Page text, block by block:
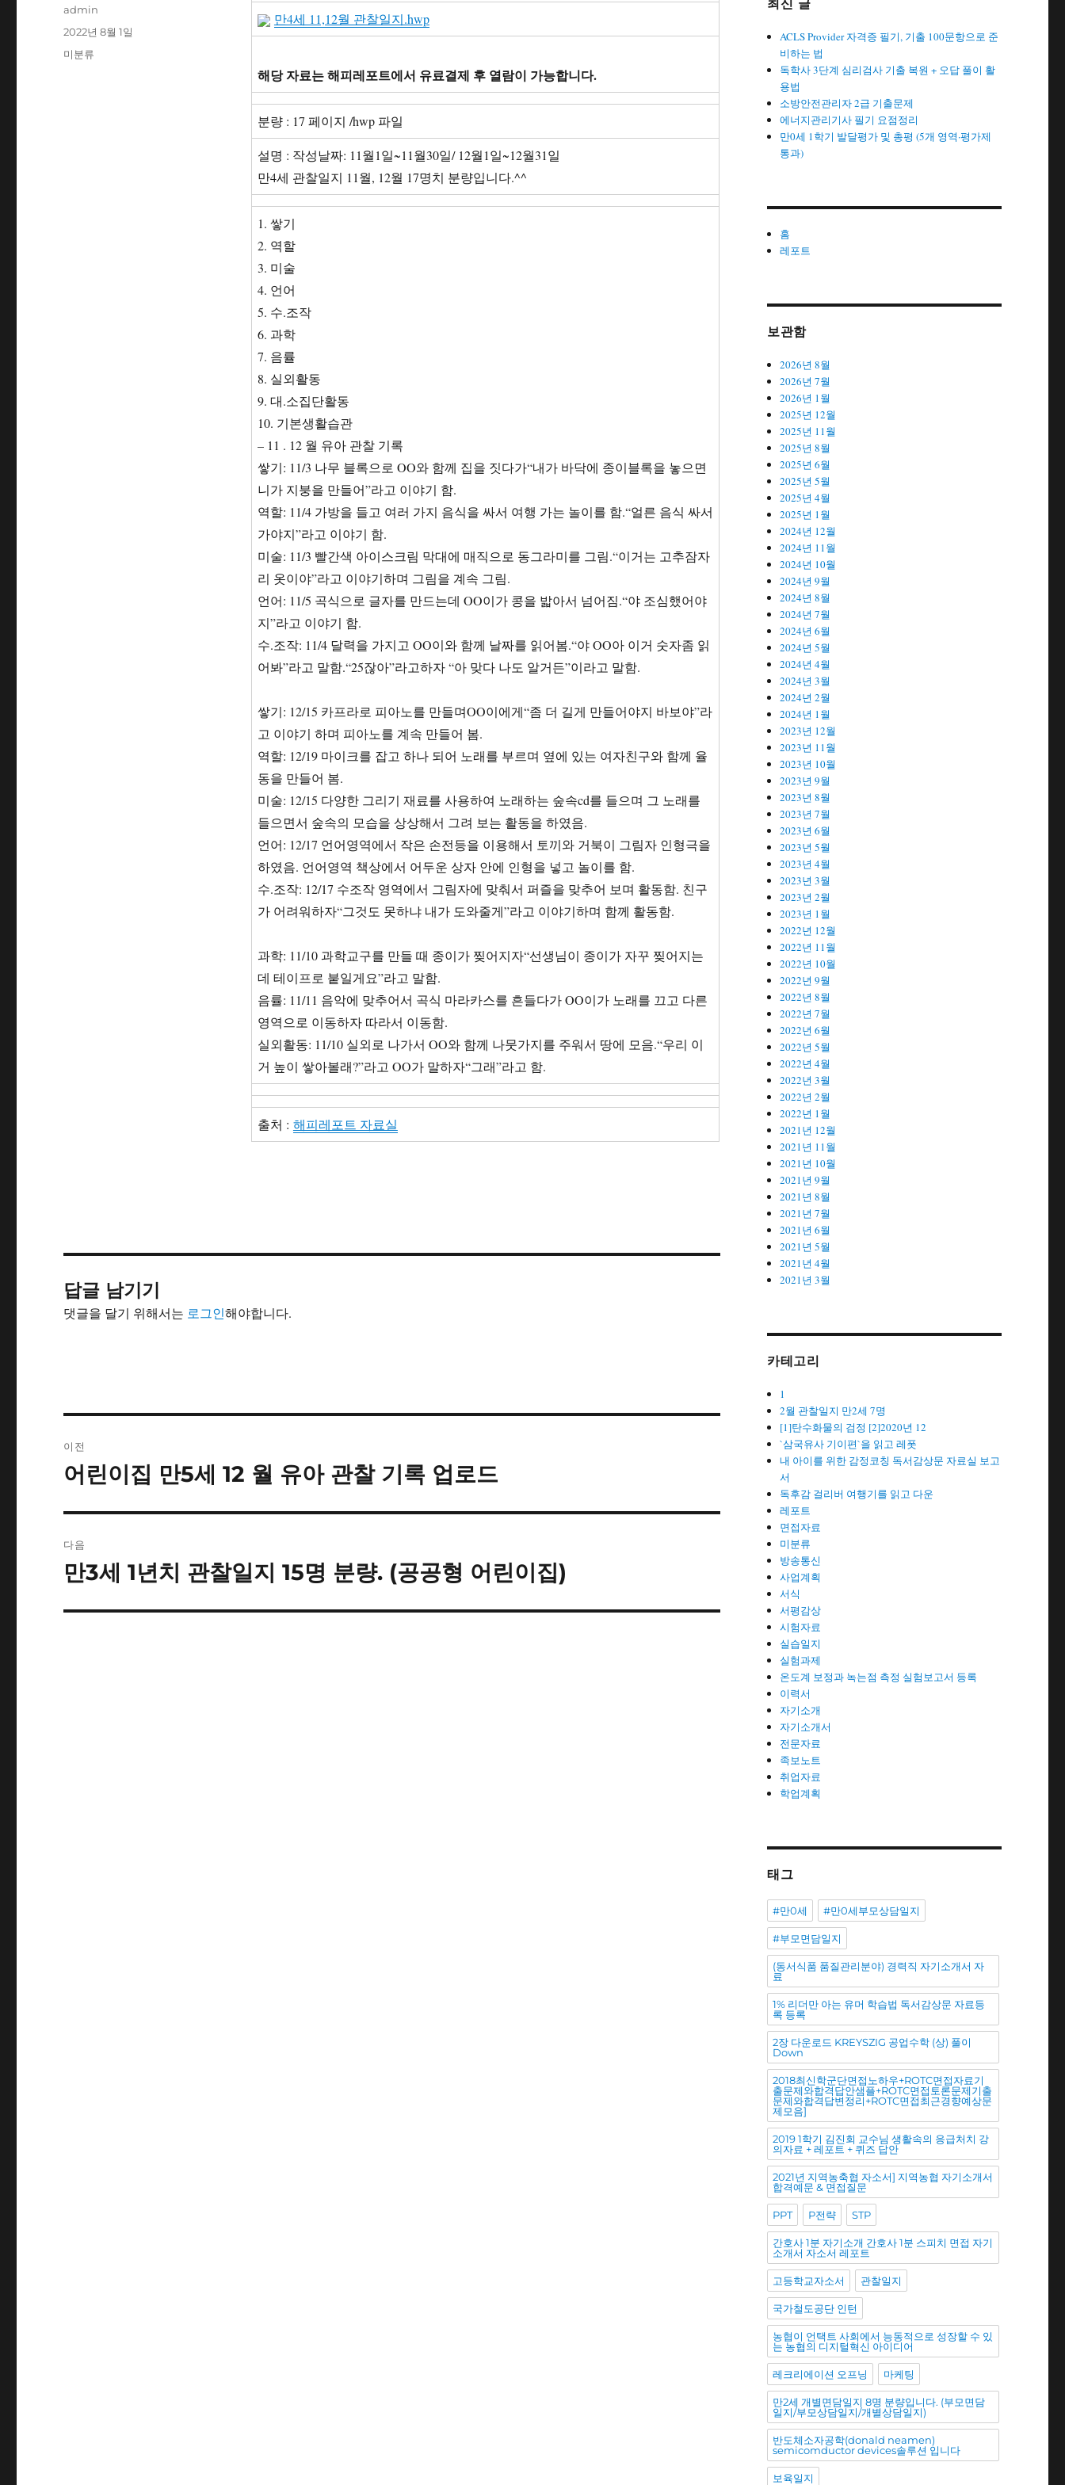
만4세 11,12월 관찰일지.hwp
해당 자료는 해피레포트에서 유료결제 후 열람이 가능합니다.
분량 : 17 페이지 /hwp 파일
설명 : 작성날짜: 11월1일~11월30일/ 12월1일~12월31일
만4세 관찰일지 11월, 12월 17명치 분량입니다.^^
1. 쌓기
2. 역할
3. 미술
4. 언어
5. 수.조작
6. 과학
7. 음률
8. 실외활동
9. 대.소집단활동
10. 기본생활습관
– 11 . 12 월 유아 관찰 기록
쌓기: 11/3 나무 블록으로 OO와 함께 집을 짓다가“내가 바닥에 종이블록을 놓으면
니가 지붕을 만들어”라고 이야기 함.
역할: 11/4 가방을 들고 여러 가지 음식을 싸서 여행 가는 놀이를 함.“얼른 음식 싸서
가야지”라고 이야기 함.
미술: 11/3 빨간색 아이스크림 막대에 매직으로 동그라미를 그림.“이거는 고추잠자
리 옷이야”라고 이야기하며 그림을 계속 그림.
언어: 11/5 곡식으로 글자를 만드는데 OO이가 콩을 밟아서 넘어짐.“야 조심했어야
지”라고 이야기 함.
수.조작: 11/4 달력을 가지고 OO이와 함께 날짜를 읽어봄.“야 OO아 이거 숫자좀 읽
어봐”라고 말함.“25잖아”라고하자 “아 맞다 나도 알거든”이라고 말함.
쌓기: 12/15 카프라로 피아노를 만들며OO이에게“좀 더 길게 만들어야지 바보야”라
고 이야기 하며 피아노를 계속 만들어 봄.
역할: 12/19 마이크를 잡고 하나 되어 노래를 부르며 옆에 있는 여자친구와 함께 율
동을 만들어 봄.
미술: 12/15 다양한 그리기 재료를 사용하여 노래하는 숲속cd를 들으며 그 노래를
들으면서 숲속의 모습을 상상해서 그려 보는 활동을 하였음.
언어: 12/17 언어영역에서 작은 손전등을 이용해서 토끼와 거북이 그림자 인형극을
하였음. 언어영역 책상에서 어두운 상자 안에 인형을 넣고 놀이를 함.
수.조작: 12/17 수조작 영역에서 그림자에 맞춰서 퍼즐을 맞추어 보며 활동함. 친구
가 어려워하자“그것도 못하냐 내가 도와줄게”라고 이야기하며 함께 활동함.
과학: 11/10 과학교구를 만들 때 종이가 찢어지자“선생님이 종이가 자꾸 찢어지는
데 테이프로 붙일게요”라고 말함.
음률: 11/11 음악에 맞추어서 곡식 마라카스를 흔들다가 OO이가 노래를 끄고 다른
영역으로 이동하자 따라서 이동함.
실외활동: 11/10 실외로 나가서 OO와 함께 나뭇가지를 주워서 땅에 모음.“우리 이
거 높이 쌓아볼래?”라고 OO가 말하자“그래”라고 함.
출처 : 해피레포트 자료실
글
admin
작
성
2022년 8월 1일
카
미분류
답글 남기기
댓글을 달기 위해서는 로그인해야합니다.
내
이
이전
이
글:
어린이집 만5세 12 월 유아 관찰 기록 업로드
다음
다
글:
만3세 1년치 관찰일지 15명 분량. (공공형 어린이집)
최신 글
ACLS Provider 자격증 필기, 기출 100문항으로 준
비하는 법
독학사 3단계 심리검사 기출 복원 + 오답 풀이 활
용법
소방안전관리자 2급 기출문제
에너지관리기사 필기 요점정리
만0세 1학기 발달평가 및 총평 (5개 영역·평가제
통과)
홈
레포트
보관함
2026년 8월
2026년 7월
2026년 1월
2025년 12월
2025년 11월
2025년 8월
2025년 6월
2025년 5월
2025년 4월
2025년 1월
2024년 12월
2024년 11월
2024년 10월
2024년 9월
2024년 8월
2024년 7월
2024년 6월
2024년 5월
2024년 4월
2024년 3월
2024년 2월
2024년 1월
2023년 12월
2023년 11월
2023년 10월
2023년 9월
2023년 8월
2023년 7월
2023년 6월
2023년 5월
2023년 4월
2023년 3월
2023년 2월
2023년 1월
2022년 12월
2022년 11월
2022년 10월
2022년 9월
2022년 8월
2022년 7월
2022년 6월
2022년 5월
2022년 4월
2022년 3월
2022년 2월
2022년 1월
2021년 12월
2021년 11월
2021년 10월
2021년 9월
2021년 8월
2021년 7월
2021년 6월
2021년 5월
2021년 4월
2021년 3월
카테고리
1
2월 관찰일지 만2세 7명
[1]탄수화물의 검정 [2]2020년 12
`삼국유사 기이편`을 읽고 레폿
내 아이를 위한 감정코칭 독서감상문 자료실 보고
서
독후감 걸리버 여행기를 읽고 다운
레포트
면접자료
미분류
방송통신
사업계획
서식
서평감상
시험자료
실습일지
실험과제
온도계 보정과 녹는점 측정 실험보고서 등록
이력서
자기소개
자기소개서
전문자료
족보노트
취업자료
학업계획
태그
#만0세 #만0세부모상담일지
#부모면담일지
(동서식품 품질관리분야) 경력직 자기소개서 자
료
1% 리더만 아는 유머 학습법 독서감상문 자료등
록 등록
2장 다운로드 KREYSZIG 공업수학 (상) 풀이
Down
2018최신학군단면접노하우+ROTC면접자료기
출문제와합격답안샘플+ROTC면접토론문제기출
문제와합격답변정리+ROTC면접최근경향예상문
제모음]
2019 1학기 김진회 교수님 생활속의 응급처치 강
의자료 + 레포트 + 퀴즈 답안
2021년 지역농축협 자소서] 지역농협 자기소개서
합격예문 & 면접질문
PPT P전략 STP
간호사 1분 자기소개 간호사 1분 스피치 면접 자기
소개서 자소서 레포트
고등학교자소서 관찰일지
국가철도공단 인턴
농협이 언택트 사회에서 능동적으로 성장할 수 있
는 농협의 디지털혁신 아이디어
레크리에이션 오프닝 마케팅
만2세 개별면담일지 8명 분량입니다. (부모면담
일지/부모상담일지/개별상담일지)
반도체소자공학(donald neamen)
semicomductor devices솔루션 입니다
보육일지